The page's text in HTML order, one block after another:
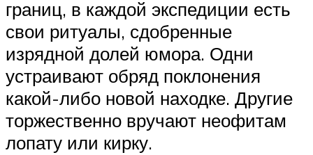
границ, в каждой экспедиции есть
свои ритуалы, сдобренные
изрядной долей юмора. Одни
устраивают обряд поклонения
какой-либо новой находке. Другие
торжественно вручают неофитам
лопату или кирку.